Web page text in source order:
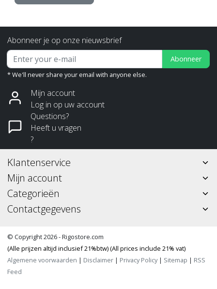
Abonneer je op onze nieuwsbrief
Abonneer
* We'll never share your email with anyone else.
Mijn account
Log in op uw account
Questions?
Heeft u vragen
?
Klantenservice
Mijn account
Categorieën
Contactgegevens
© Copyright 2026 - Rigostore.com
(Alle prijzen altijd inclusief 21%btw) (All prices include 21% vat)
Algemene voorwaarden | Disclaimer | Privacy Policy| Sitemap | RSS
Feed